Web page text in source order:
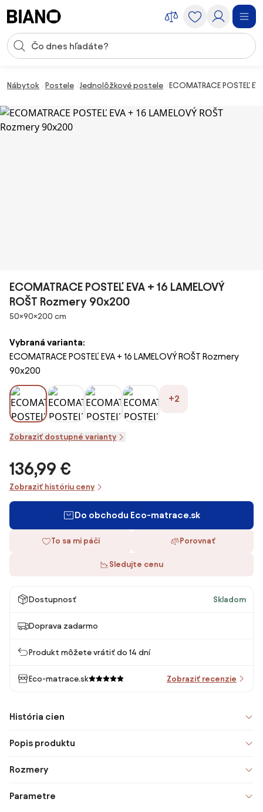
Vstup pre vyhľadávanie
Nábytok Postele Jednolôžkové postele ECOMATRACE POSTEĽ
ECOMATRACE POSTEĽ EVA + 16 LAMELOVÝ
ROŠT Rozmery 90x200
Rozmery
50×90×200 cm
Vybraná varianta:
ECOMATRACE POSTEĽ EVA + 16 LAMELOVÝ ROŠT Rozmery
90x200
+2
Zobraziť dostupné varianty
136,99 €
Zobraziť históriu ceny
Do obchodu Eco-matrace.sk
To sa mi páči Porovnať
Sledujte cenu
Dostupnosť Skladom
Doprava zadarmo
Produkt môžete vrátiť do 14 dní
Eco-matrace.sk Zobraziť recenzie
História cien
Popis produktu
Rozmery
Parametre